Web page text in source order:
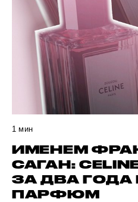
1 мин
ИМЕНЕМ
САГАН:
ЗА ДВА
ПАРФЮМ